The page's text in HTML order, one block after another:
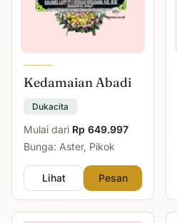
Kedamaian Abadi
Dukacita
Mulai dari Rp 649.997
Bunga: Aster, Pikok
Lihat Pesan